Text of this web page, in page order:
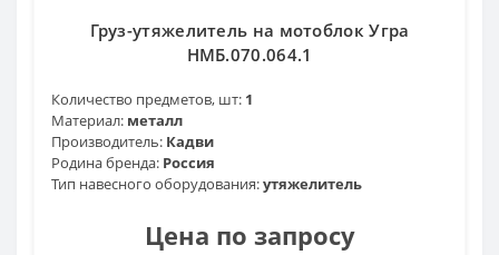
Груз-утяжелитель на мотоблок Угра
НМБ.070.064.1
Количество предметов, шт: 1
Материал: металл
Производитель: Кадви
Родина бренда: Россия
Тип навесного оборудования:утяжелитель
Цена по запросу